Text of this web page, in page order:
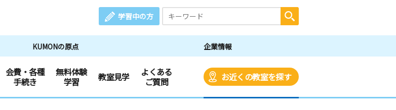
学習中の方
KUMONの原点 企業情報
会費・各種
手続き
無料体験
学習
教室見学
よくある
ご質問
お近くの教室を探す